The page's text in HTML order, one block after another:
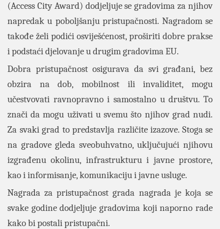
(Access City Award) dodjeljuje se gradovima za njihov
napredak u poboljšanju pristupačnosti. Nagradom se
takođe želi podići osviješćenost, proširiti dobre prakse
i podstaći djelovanje u drugim gradovima EU.
Dobra pristupačnost osigurava da svi građani, bez
obzira na dob, mobilnost ili invaliditet, mogu
učestvovati ravnopravno i samostalno u društvu. To
znači da mogu uživati u svemu što njihov grad nudi.
Za svaki grad to predstavlja različite izazove. Stoga se
na gradove gleda sveobuhvatno, uključujući njihovu
izgrađenu okolinu, infrastrukturu i javne prostore,
kao i informisanje, komunikaciju i javne usluge.
Nagrada za pristupačnost grada nagrada je koja se
svake godine dodjeljuje gradovima koji naporno rade
kako bi postali pristupačni.